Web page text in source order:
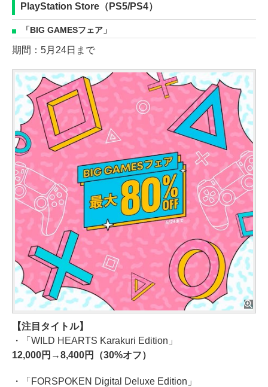
PlayStation Store（PS5/PS4）
「BIG GAMESフェア」
期間：5月24日まで
【注目タイトル】
・「WILD HEARTS Karakuri Edition」
12,000円→8,400円（30%オフ）
・「FORSPOKEN Digital Deluxe Edition」